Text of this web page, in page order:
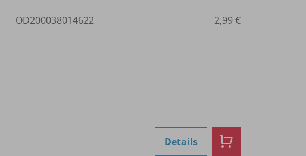
OD200038014622 2,99 €
Details